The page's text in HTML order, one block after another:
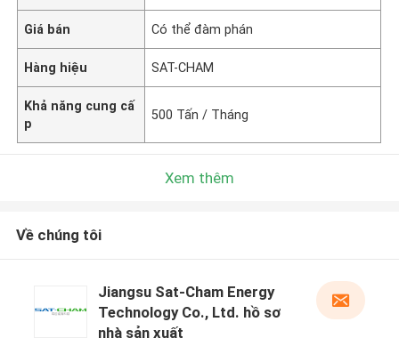
Giá bán Có thể đàm phán
Hàng hiệu SAT-CHAM
Khả năng cung cấ
p
500 Tấn / Tháng
Xem thêm
Về chúng tôi
Jiangsu Sat-Cham Energy
Technology Co., Ltd. hồ sơ
nhà sản xuất